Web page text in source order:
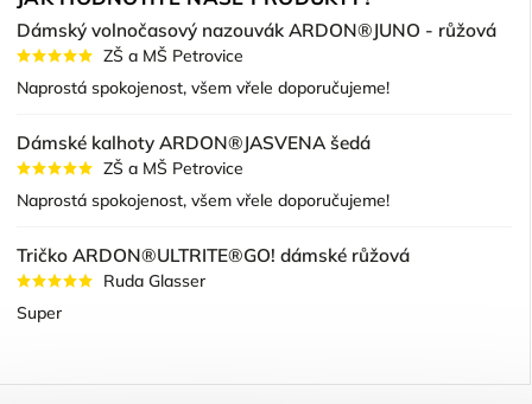
Dámský volnočasový nazouvák ARDON®JUNO - růžová
ZŠ a MŠ Petrovice
Naprostá spokojenost, všem vřele doporučujeme!
Dámské kalhoty ARDON®JASVENA šedá
ZŠ a MŠ Petrovice
Naprostá spokojenost, všem vřele doporučujeme!
Tričko ARDON®ULTRITE®GO! dámské růžová
Ruda Glasser
Super